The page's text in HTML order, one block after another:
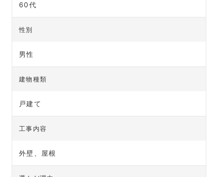
60代
性別
男性
建物種類
戸建て
工事内容
外壁、屋根